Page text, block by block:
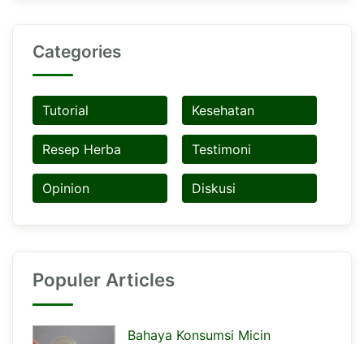
Categories
Tutorial Kesehatan
Resep Herba Testimoni
Opinion Diskusi
Populer Articles
Bahaya Konsumsi Micin